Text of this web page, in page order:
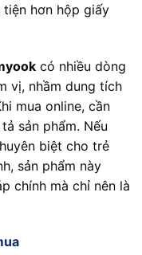
tiện hơn hộp giấy
có nhiều dòng
vị, nhầm dung tích
mua online, cần
sản phẩm. Nếu
biệt cho trẻ
sản phẩm này
chính mà chỉ nên là